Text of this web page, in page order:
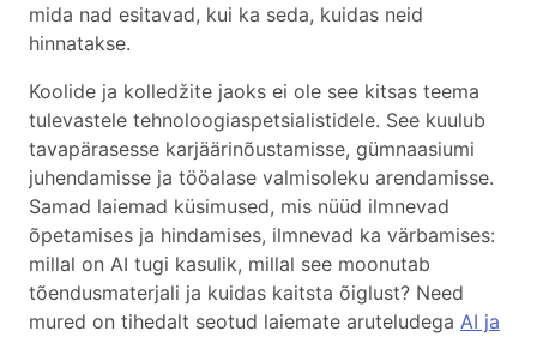
mida nad esitavad, kui ka seda, kuidas neid
hinnatakse.
Koolide ja kolledžite jaoks ei ole see kitsas teema
tulevastele tehnoloogiaspetsialistidele. See kuulub
tavapärasesse karjäärinõustamisse, gümnaasiumi
juhendamisse ja tööalase valmisoleku arendamisse.
Samad laiemad küsimused, mis nüüd ilmnevad
õpetamises ja hindamises, ilmnevad ka värbamises:
millal on AI tugi kasulik, millal see moonutab
tõendusmaterjali ja kuidas kaitsta õiglust? Need
mured on tihedalt seotud laiemate aruteludega AI ja